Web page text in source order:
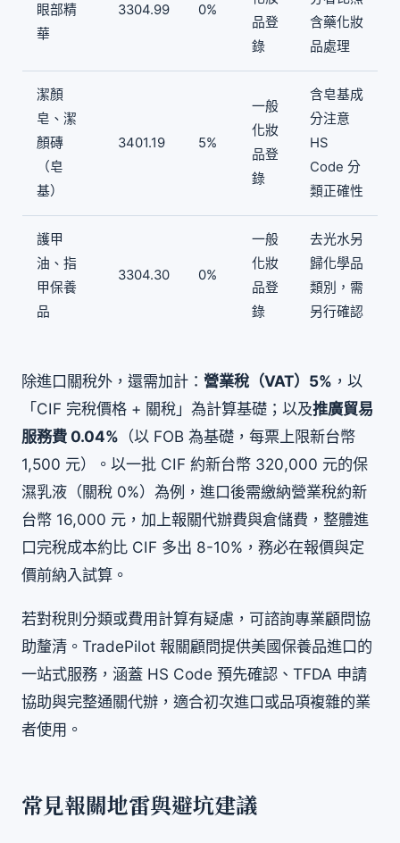
眼部精
華
3304.99 0%
品登
錄
含藥化妝
品處理
潔顏
皂、潔
顏磚
（皂
基）
3401.19 5%
一般
化妝
品登
錄
含皂基成
分注意
HS
Code 分
類正確性
護甲
油、指
甲保養
品
3304.30 0%
一般
化妝
品登
錄
去光水另
歸化學品
類別，需
另行確認
除進口關稅外，還需加計： 營業稅（VAT）5% ，以
「CIF 完稅價格 + 關稅」為計算基礎；以及推廣貿易
服務費 0.04% （以 FOB 為基礎，每票上限新台幣
1,500 元）。以一批 CIF 約新台幣 320,000 元的保
濕乳液（關稅 0%）為例，進口後需繳納營業稅約新
台幣 16,000 元，加上報關代辦費與倉儲費，整體進
口完稅成本約比 CIF 多出 8-10%，務必在報價與定
價前納入試算。
若對稅則分類或費用計算有疑慮，可諮詢專業顧問協
助釐清。TradePilot 報關顧問提供美國保養品進口的
一站式服務，涵蓋 HS Code 預先確認、TFDA 申請
協助與完整通關代辦，適合初次進口或品項複雜的業
者使用。
常見報關地雷與避坑建議